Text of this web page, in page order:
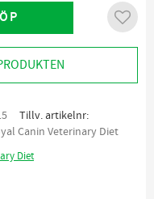
Lägg
Tillv. artikelnr
Canin Veterinary Diet
Diet